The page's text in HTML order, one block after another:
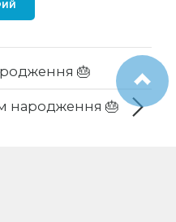
🎂
народження 🎂